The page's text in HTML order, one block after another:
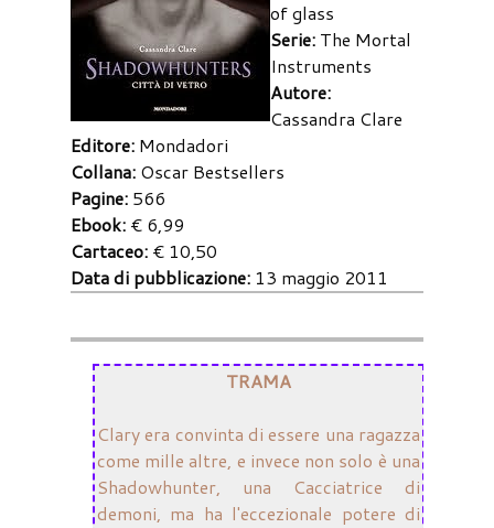
of glass
Serie: The Mortal
Instruments
Autore:
Cassandra Clare
Editore: Mondadori
Collana: Oscar Bestsellers
Pagine: 566
Ebook: € 6,99
Cartaceo: € 10,50
Data di pubblicazione: 13 maggio 2011
TRAMA
Clary era convinta di essere una ragazza
come mille altre, e invece non solo è una
Shadowhunter, una Cacciatrice di
demoni, ma ha l'eccezionale potere di